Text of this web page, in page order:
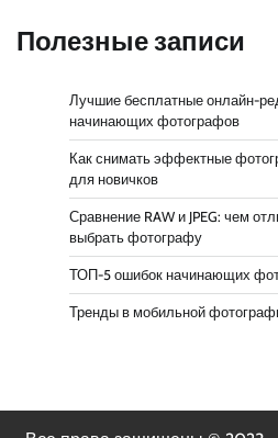
Полезные записи
Лучшие бесплатные онлайн-
начинающих фотографов
Как снимать эффектные
для новичков
Сравнение RAW и JPEG: чем
выбрать фотографу
ТОП-5 ошибок начинающих
Тренды в мобильной